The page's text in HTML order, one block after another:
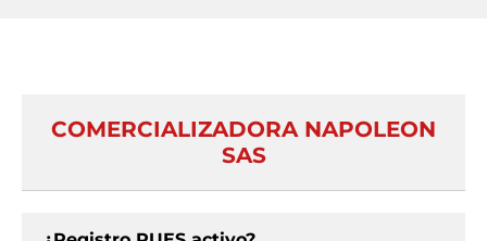
COMERCIALIZADORA NAPOLEON
SAS